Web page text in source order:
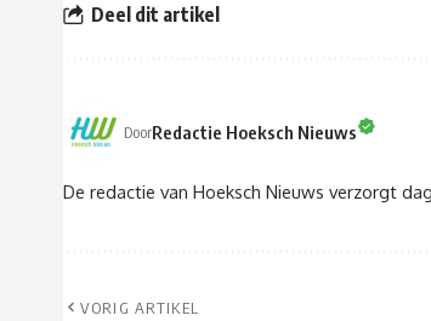
Deel dit artikel
DoorRedactie Hoeksch Nieuws
De redactie van Hoeksch Nieuws verzorgt
VORIG ARTIKEL